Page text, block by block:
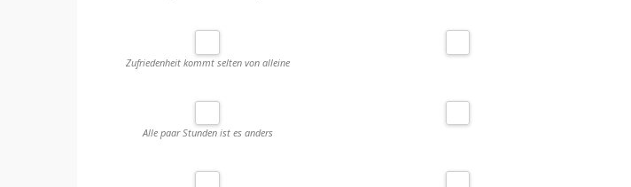
Zufriedenheit kommt selten von alleine
Alle paar Stunden ist es anders